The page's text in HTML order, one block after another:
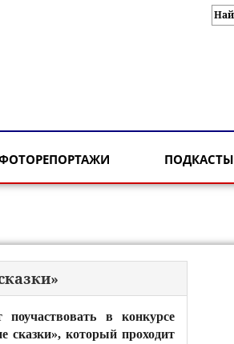
ПОДКАСТЫ
в конкурсе
который проходит